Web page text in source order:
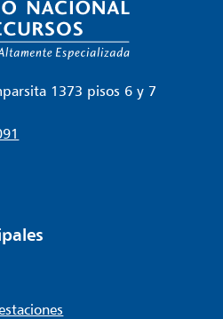
1373 pisos 6 y 7